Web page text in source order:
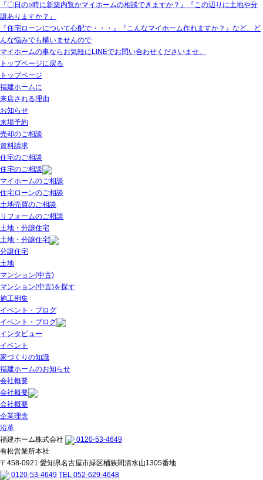
『〇日の○時に新築内覧かマイホームの相談できますか？』『この辺りに土地や分
譲ありますか？』
『住宅ローンについて心配で・・・』『こんなマイホーム作れますか？』など、ど
んな悩みでも構いませんので
マイホームの事ならお気軽にLINEでお問い合わせくださいませ。
トップページに戻る
トップページ
福建ホームに
来店される理由
お知らせ
来場予約
売却のご相談
資料請求
住宅のご相談
住宅のご相談
マイホームのご相談
住宅ローンのご相談
土地売買のご相談
リフォームのご相談
土地・分譲住宅
土地・分譲住宅
分譲住宅
土地
マンション(中古)
マンション(中古)を探す
施工例集
イベント・ブログ
イベント・ブログ
インタビュー
イベント
家づくりの知識
福建ホームのお知らせ
会社概要
会社概要
会社概要
企業理念
沿革
福建ホーム株式会社
0120-53-4649
有松営業所本社
〒458-0921 愛知県名古屋市緑区桶狭間清水山1305番地
0120-53-4649 TEL 052-629-4648